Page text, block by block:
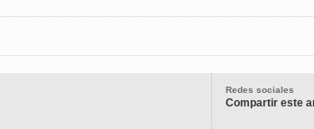
Redes sociales
Compartir este